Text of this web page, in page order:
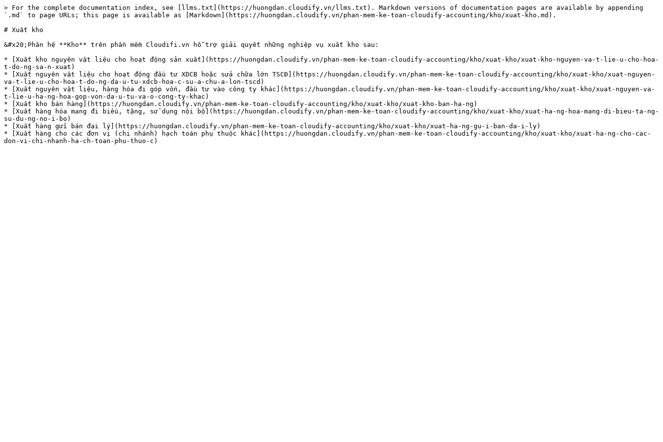
> For the complete documentation index, see [llms.txt](https://huongdan.cloudify.vn/llms.txt). Markdown versions of documentation pages are available by appending
`.md` to page URLs; this page is available as [Markdown](https://huongdan.cloudify.vn/phan-mem-ke-toan-cloudify-accounting/kho/xuat-kho.md).
# Xuất kho
&#x20;Phân hệ **Kho** trên phần mềm Cloudifi.vn hỗ trợ giải quyết những nghiệp vụ xuất kho sau:
* [Xuất kho nguyên vật liệu cho hoạt động sản xuất](https://huongdan.cloudify.vn/phan-mem-ke-toan-cloudify-accounting/kho/xuat-kho/xuat-kho-nguyen-va-t-lie-u-cho-hoa-
t-do-ng-sa-n-xuat)
* [Xuất nguyên vật liệu cho hoạt động đầu tư XDCB hoặc sửa chữa lớn TSCĐ](https://huongdan.cloudify.vn/phan-mem-ke-toan-cloudify-accounting/kho/xuat-kho/xuat-nguyen-
va-t-lie-u-cho-hoa-t-do-ng-da-u-tu-xdcb-hoa-c-su-a-chu-a-lon-tscd)
* [Xuất nguyên vật liệu, hàng hóa đi góp vốn, đầu tư vào công ty khác](https://huongdan.cloudify.vn/phan-mem-ke-toan-cloudify-accounting/kho/xuat-kho/xuat-nguyen-va-
t-lie-u-ha-ng-hoa-gop-von-da-u-tu-va-o-cong-ty-khac)
* [Xuất kho bán hàng](https://huongdan.cloudify.vn/phan-mem-ke-toan-cloudify-accounting/kho/xuat-kho/xuat-kho-ban-ha-ng)
* [Xuất hàng hóa mang đi biếu, tặng, sử dụng nội bộ](https://huongdan.cloudify.vn/phan-mem-ke-toan-cloudify-accounting/kho/xuat-kho/xuat-ha-ng-hoa-mang-di-bieu-ta-ng-
su-du-ng-no-i-bo)
* [Xuất hàng gửi bán đại lý](https://huongdan.cloudify.vn/phan-mem-ke-toan-cloudify-accounting/kho/xuat-kho/xuat-ha-ng-gu-i-ban-da-i-ly)
* [Xuất hàng cho các đơn vị (chi nhánh) hạch toán phụ thuộc khác](https://huongdan.cloudify.vn/phan-mem-ke-toan-cloudify-accounting/kho/xuat-kho/xuat-ha-ng-cho-cac-